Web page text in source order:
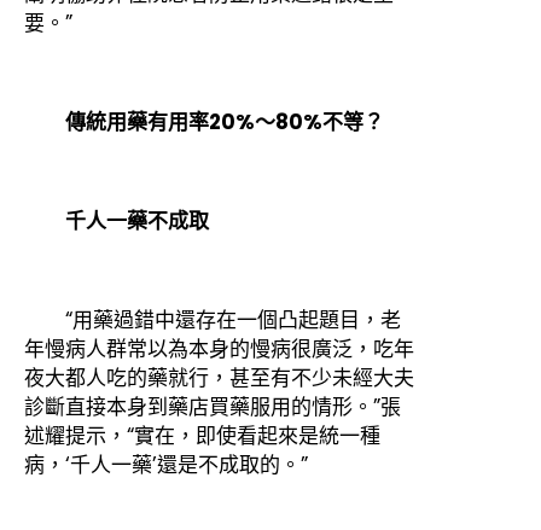
要。”
傳統用藥有用率20%～80%不等？
千人一藥不成取
“用藥過錯中還存在一個凸起題目，老
年慢病人群常以為本身的慢病很廣泛，吃年
夜大都人吃的藥就行，甚至有不少未經大夫
診斷直接本身到藥店買藥服用的情形。”張
述耀提示，“實在，即使看起來是統一種
病，‘千人一藥’還是不成取的。”